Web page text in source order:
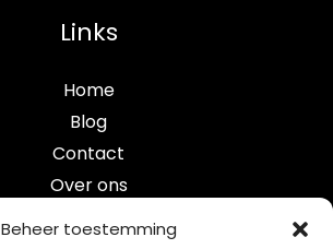
Beheer toestemming
Links
Home
Blog
Contact
Over ons
Categorieën